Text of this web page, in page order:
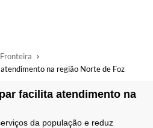
na região Norte de Foz
facilita atendimento na
da população e reduz